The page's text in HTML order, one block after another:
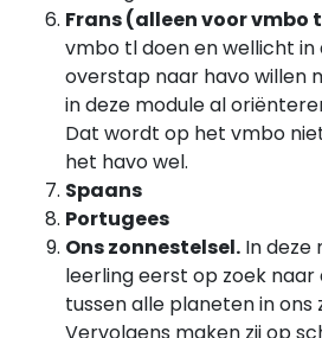
Frans (alleen voor vmbo
vmbo tl doen en wellicht
overstap naar havo willen
in deze module al
Dat wordt op het vmbo
het havo wel.
Spaans
Portugees
Ons zonnestelsel. In deze
leerling eerst op zoek naar
tussen alle planeten in ons
Vervolgens maken zij op